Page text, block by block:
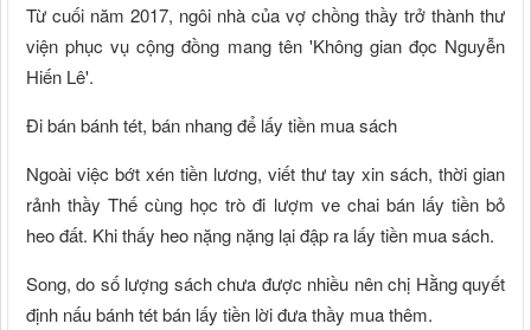
Từ cuối năm 2017, ngôi nhà của vợ chồng thầy trở thành thư
viện phục vụ cộng đồng mang tên 'Không gian đọc Nguyễn
Hiến Lê'.
Đi bán bánh tét, bán nhang để lấy tiền mua sách
Ngoài việc bớt xén tiền lương, viết thư tay xin sách, thời gian
rảnh thầy Thế cùng học trò đi lượm ve chai bán lấy tiền bỏ
heo đất. Khi thấy heo nặng nặng lại đập ra lấy tiền mua sách.
Song, do số lượng sách chưa được nhiều nên chị Hằng quyết
định nấu bánh tét bán lấy tiền lời đưa thầy mua thêm.